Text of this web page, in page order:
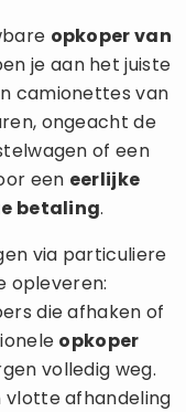
opkoper van
je aan het juiste
camionettes van
ongeacht de
of een
een eerlijke
betaling.
via particuliere
opleveren:
die afhaken of
opkoper
volledig weg.
vlotte afhandeling